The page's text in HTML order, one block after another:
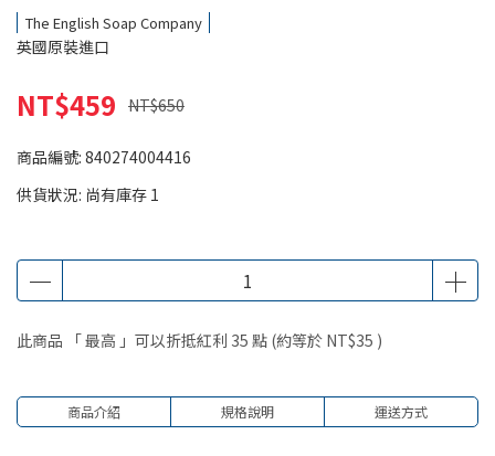
The English Soap Company
英國原裝進口
NT$459 NT$650
商品編號: 840274004416
供貨狀況: 尚有庫存 1
此商品 「 最高 」可以折抵紅利 35 點 (約等於 NT$35 )
商品介紹 規格說明 運送方式